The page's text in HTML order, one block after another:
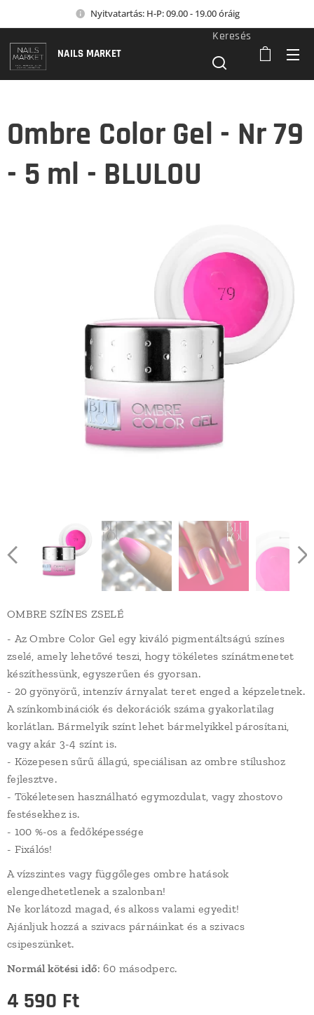
Nyitvatartás: H-P: 09.00 - 19.00 óráig
NAILS MARKET
Keresés
Ombre Color Gel - Nr 79
- 5 ml - BLULOU
OMBRE SZÍNES ZSELÉ
- Az Ombre Color Gel egy kiváló pigmentáltságú színes
zselé, amely lehetővé teszi, hogy tökéletes színátmenetet
készíthessünk, egyszerűen és gyorsan.
- 20 gyönyörű, intenzív árnyalat teret enged a képzeletnek.
A színkombinációk és dekorációk száma gyakorlatilag
korlátlan. Bármelyik színt lehet bármelyikkel párosítani,
vagy akár 3-4 színt is.
- Közepesen sűrű állagú, speciálisan az ombre stílushoz
fejlesztve.
- Tökéletesen használható egymozdulat, vagy zhostovo
festésekhez is.
- 100 %-os a fedőképessége
- Fixálós!
A vízszintes vagy függőleges ombre hatások
elengedhetetlenek a szalonban!
Ne korlátozd magad, és alkoss valami egyedit!
Ajánljuk hozzá a szivacs párnáinkat és a szivacs
csipeszünket.
Normál kötési idő: 60 másodperc.
4 590 Ft